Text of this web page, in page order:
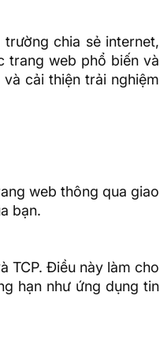
chia sẻ internet,
trang web phổ biến và
cải thiện trải nghiệm
web thông qua giao
bạn.
TCP. Điều này làm cho
hạn như ứng dụng tin